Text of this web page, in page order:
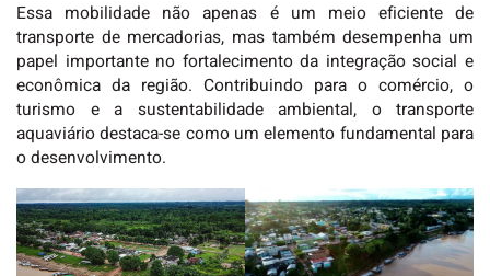
Essa mobilidade não apenas é um meio eficiente de
transporte de mercadorias, mas também desempenha um
papel importante no fortalecimento da integração social e
econômica da região. Contribuindo para o comércio, o
turismo e a sustentabilidade ambiental, o transporte
aquaviário destaca-se como um elemento fundamental para
o desenvolvimento.